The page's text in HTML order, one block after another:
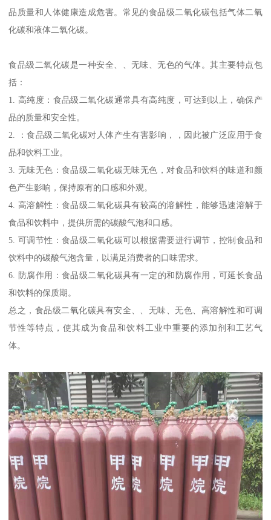
品质量和人体健康造成危害。常见的食品级二氧化碳包括气体二氧
化碳和液体二氧化碳。
食品级二氧化碳是一种安全、、无味、无色的气体。其主要特点包
括：
1. 高纯度：食品级二氧化碳通常具有高纯度，可达到以上，确保产
品的质量和安全性。
2. ：食品级二氧化碳对人体产生有害影响，，因此被广泛应用于食
品和饮料工业。
3. 无味无色：食品级二氧化碳无味无色，对食品和饮料的味道和颜
色产生影响，保持原有的口感和外观。
4. 高溶解性：食品级二氧化碳具有较高的溶解性，能够迅速溶解于
食品和饮料中，提供所需的碳酸气泡和口感。
5. 可调节性：食品级二氧化碳可以根据需要进行调节，控制食品和
饮料中的碳酸气泡含量，以满足消费者的口味需求。
6. 防腐作用：食品级二氧化碳具有一定的和防腐作用，可延长食品
和饮料的保质期。
总之，食品级二氧化碳具有安全、、无味、无色、高溶解性和可调
节性等特点，使其成为食品和饮料工业中重要的添加剂和工艺气
体。